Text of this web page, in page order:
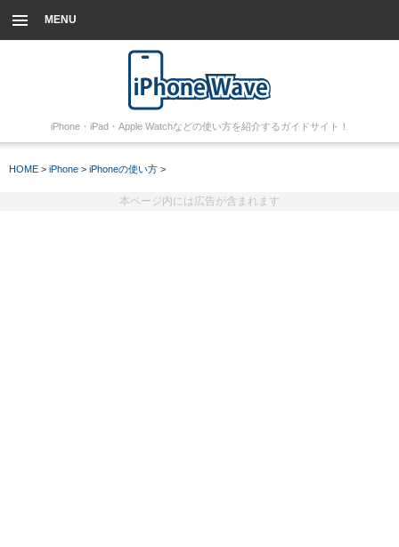
MENU
iPhone・iPad・Apple Watchなどの使い方を紹介するガイドサイト！
HOME > iPhone > iPhoneの使い方 >
本ページ内には広告が含まれます